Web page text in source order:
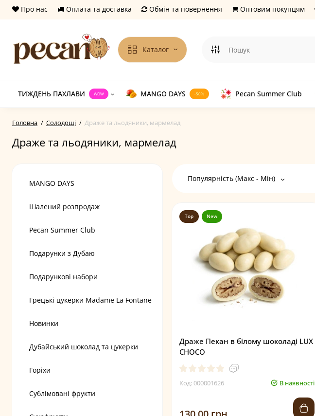
Про нас Оплата та доставка Обмін та повернення Оптовим покупцям
Каталог
ТИЖДЕНЬ ПАХЛАВИ WOW MANGO DAYS -50% Pecan Summer Club
Головна Солодощі Драже та льодяники, мармелад
Драже та льодяники, мармелад
MANGO DAYS
Шалений розпродаж
Pecan Summer Club
Подарунки з Дубаю
Подарункові набори
Грецькі цукерки Madame La Fontane
Новинки
Дубайський шоколад та цукерки
Горіхи
Сублімовані фрукти
Популярність (Макс - Мін)
Top New
Драже Пекан в білому шоколаді LUX
CHOCO
Код: 000001626 В наявності